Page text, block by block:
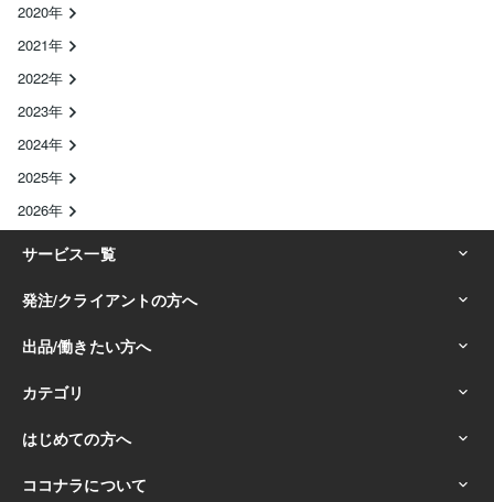
2020年
2021年
2022年
2023年
2024年
2025年
2026年